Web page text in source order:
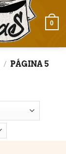
0
/ PÁGINA 5